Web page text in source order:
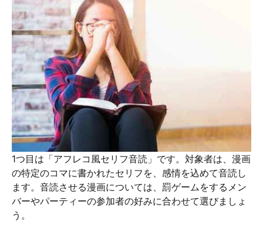
1つ目は「アフレコ風セリフ音読」です。対象者は、漫画
の特定のコマに書かれたセリフを、感情を込めて音読し
ます。音読させる漫画については、罰ゲームをするメン
バーやパーティーの参加者の好みに合わせて選びましょ
う。